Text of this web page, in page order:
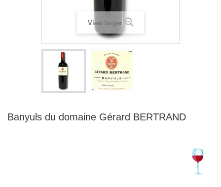
View larger
Banyuls du domaine Gérard BERTRAND